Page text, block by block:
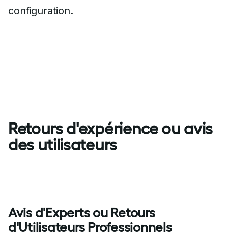
configuration.
Retours d'expérience ou avis
des utilisateurs
Avis d'Experts ou Retours
d'Utilisateurs Professionnels